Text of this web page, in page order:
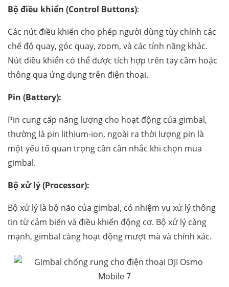
Bộ điều khiển (Control Buttons):
Các nút điều khiển cho phép người dùng tùy chỉnh các
chế độ quay, góc quay, zoom, và các tính năng khác.
Nút điều khiển có thể được tích hợp trên tay cầm hoặc
thông qua ứng dụng trên điện thoại.
Pin (Battery):
Pin cung cấp năng lượng cho hoạt động của gimbal,
thường là pin lithium-ion, ngoài ra thời lượng pin là
một yếu tố quan trọng cần cân nhắc khi chọn mua
gimbal.
Bộ xử lý (Processor):
Bộ xử lý là bộ não của gimbal, có nhiệm vụ xử lý thông
tin từ cảm biến và điều khiển động cơ. Bộ xử lý càng
mạnh, gimbal càng hoạt động mượt mà và chính xác.